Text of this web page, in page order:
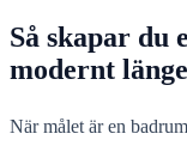
Så skapar du
modernt länge
När målet är en